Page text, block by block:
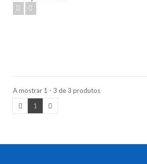
A mostrar 1 - 3 de 3 produtos
1